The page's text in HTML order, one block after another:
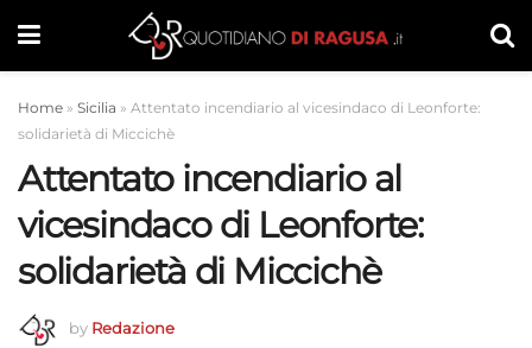
Home » Sicilia » Attentato incendiario al vicesindaco di Leonforte:
solidarietà di Miccichè
Attentato incendiario al
vicesindaco di Leonforte:
solidarietà di Miccichè
by Redazione